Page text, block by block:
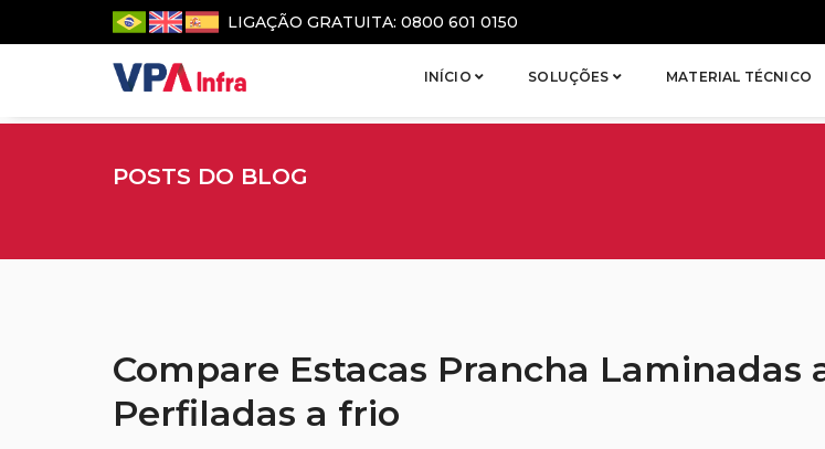
LIGAÇÃO GRATUITA: 0800 601 0150
INÍCIO SOLUÇÕES MATERIAL TÉCNICO
POSTS DO BLOG
Compare Estacas Prancha Laminadas
Perfiladas a frio